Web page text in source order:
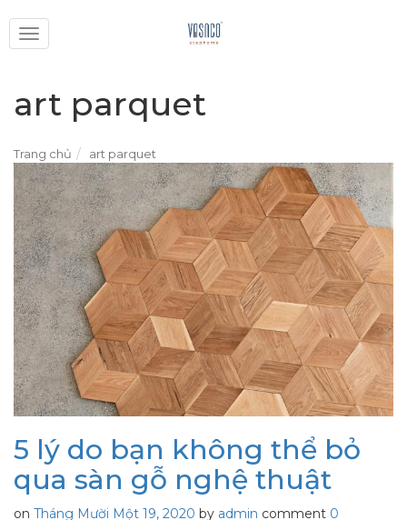
Toggle
navigation
art parquet
Trang chủ art parquet
5 lý do bạn không thể bỏ
qua sàn gỗ nghệ thuật
on Tháng Mười Một 19, 2020 by admin comment 0